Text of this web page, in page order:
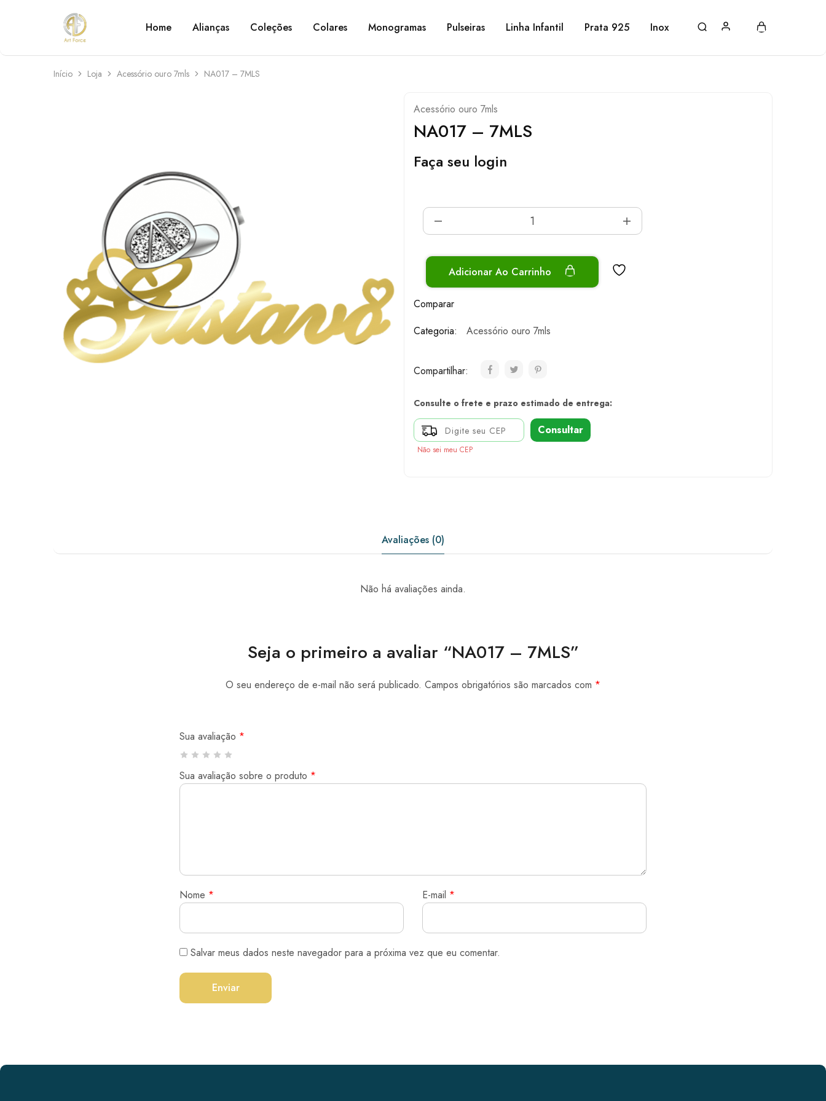
Art
Force
Semijoias
personalizadas
Home Alianças Coleções Colares Monogramas Pulseiras Linha Infantil Prata 925 Inox
Início Loja Acessório ouro 7mls NA017 – 7MLS
Acessório ouro 7mls
NA017 – 7MLS
Faça seu login
Adicionar Ao Carrinho
Comparar
Categoria:
Acessório ouro 7mls
Compartilhar:
Consulte o frete e prazo estimado de entrega:
Consultar
Não sei meu CEP
Avaliações (0)
Não há avaliações ainda.
Seja o primeiro a avaliar “NA017 – 7MLS”
O seu endereço de e-mail não será publicado. Campos obrigatórios são marcados com *
Sua avaliação *
Sua avaliação sobre o produto *
Nome * E-mail *
Salvar meus dados neste navegador para a próxima vez que eu comentar.